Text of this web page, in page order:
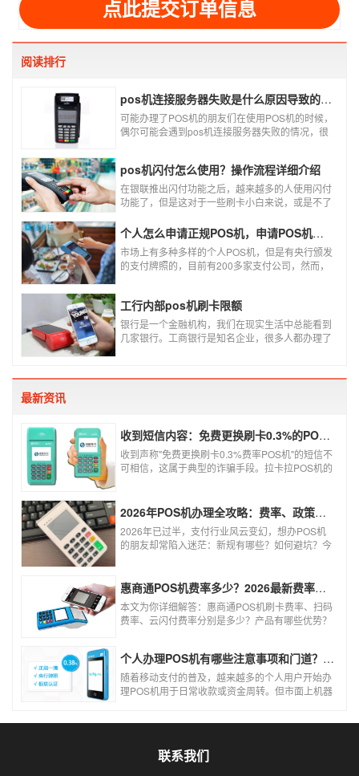
阅读排行
pos机连接服务器失败是什么原因导致的？附解决办法
可能办理了POS机的朋友们在使用POS机的时候，
偶尔可能会遇到pos机连接服务器失败的情况，很
失败是什么原因导致的？以及出现这种情况又该如
何解决。
pos机闪付怎么使用？操作流程详细介绍
在银联推出闪付功能之后，越来越多的人使用闪付
功能了，但是这对于一些刷卡小白来说，或是不了
闪付功能，因此，针对这种情况，下面小编就来给
大家讲一讲POS机闪付怎么挥卡操作交易。
个人怎么申请正规POS机，申请POS机需要注意什么？
市场上有多种多样的个人POS机，但是有央行颁发
的支付牌照的，目前有200多家支付公司，然而，
就很危险了，资金不到账、被盗刷的可能性大大增
加。
工行内部pos机刷卡限额
银行是一个金融机构，我们在现实生活中总能看到
几家银行。工商银行是知名企业，很多人都办理了
最新资讯
收到短信内容：免费更换刷卡0.3%的POS机，可以相信吗？
收到声称"免费更换刷卡0.3%费率POS机"的短信不
可相信，这属于典型的诈骗手段。拉卡拉POS机的
风险。以下结合权威信息分析原因及应对建议：2026年POS机办理全攻略：费率、政策、避坑一篇讲清
2026年已过半，支付行业风云变幻，想办POS机
的朋友却常陷入迷茫：新规有哪些？如何避坑？今
使用！
惠商通POS机费率多少？2026最新费率标准及办理全攻略
本文为你详细解答：惠商通POS机刷卡费率、扫码
费率、云闪付费率分别是多少？产品有哪些优势？
个人办理POS机有哪些注意事项和门道？（2026最新避坑指南）
随着移动支付的普及，越来越多的个人用户开始办
理POS机用于日常收款或资金周转。但市面上机器
联系我们